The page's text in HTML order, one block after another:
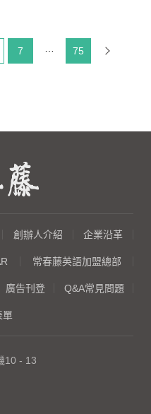
頁碼：
7 75
創辦人介紹 企業沿革
常春藤英語加盟總部
廣告刊登 Q&A常見問題
單
10 - 13